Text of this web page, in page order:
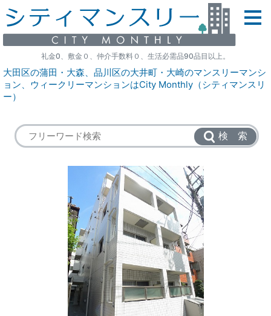
礼金0、敷金０、仲介手数料０、生活必需品90品目以上。
大田区の蒲田・大森、品川区の大井町・大崎のマンスリーマンシ
ョン、ウィークリーマンションはCity Monthly（シティマンスリ
ー）
検 索